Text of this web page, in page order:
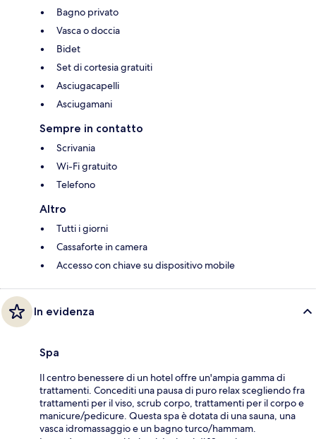
Bagno privato
Vasca o doccia
Bidet
Set di cortesia gratuiti
Asciugacapelli
Asciugamani
Sempre in contatto
Scrivania
Wi-Fi gratuito
Telefono
Altro
Tutti i giorni
Cassaforte in camera
Accesso con chiave su dispositivo mobile
In evidenza
Spa
Il centro benessere di un hotel offre un'ampia gamma di
trattamenti. Concediti una pausa di puro relax scegliendo fra
trattamenti per il viso, scrub corpo, trattamenti per il corpo e
manicure/pedicure. Questa spa è dotata di una sauna, una
vasca idromassaggio e un bagno turco/hammam.